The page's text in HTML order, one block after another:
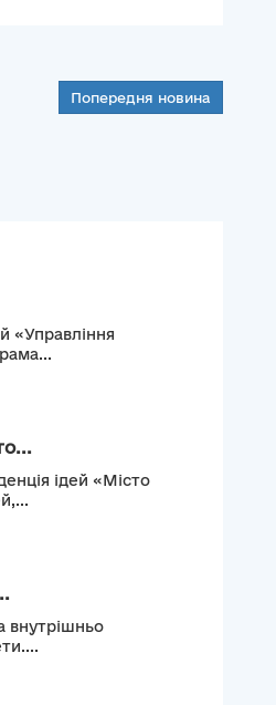
Попередня новина
«Управління
ідей «Місто
внутрішньо